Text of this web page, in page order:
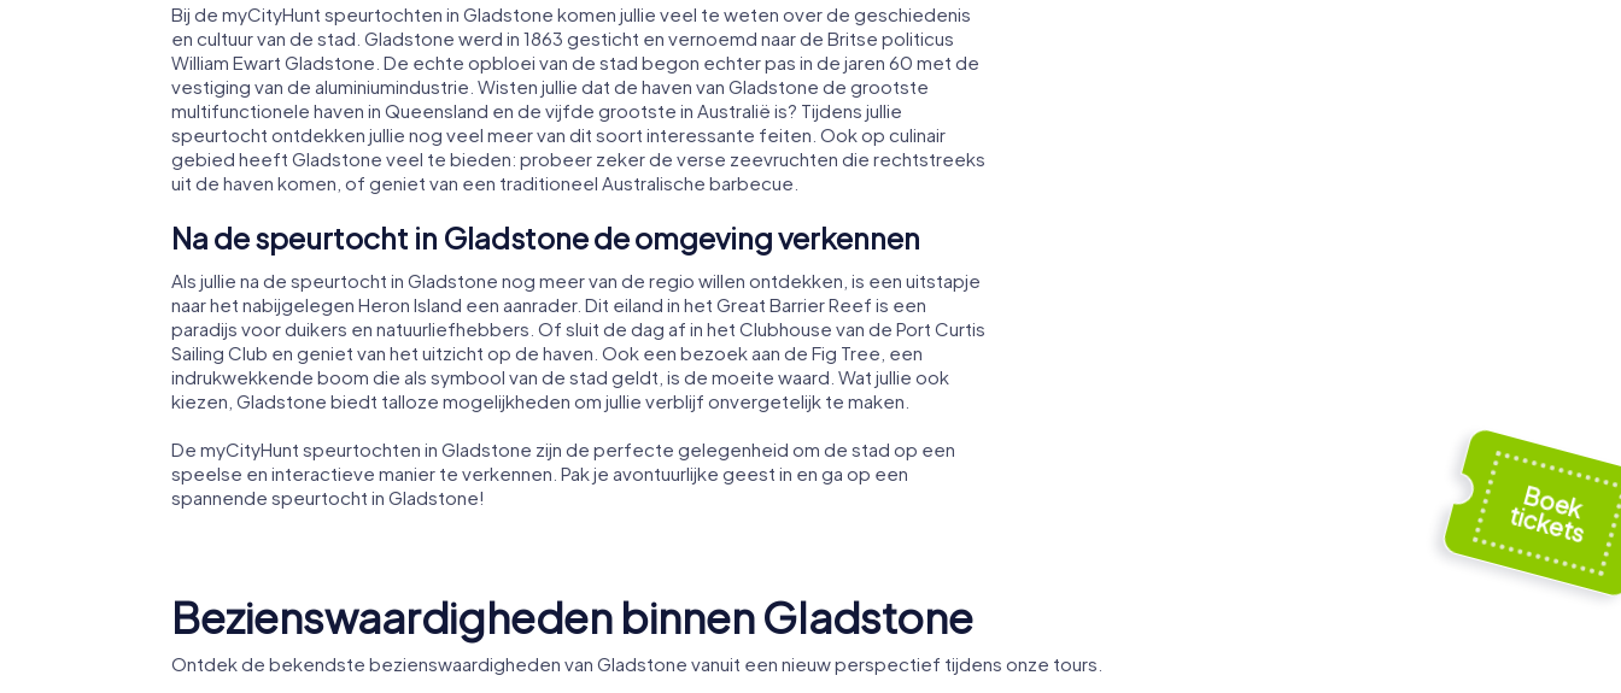
Bij de myCityHunt speurtochten in Gladstone komen jullie veel te weten over de geschiedenis
en cultuur van de stad. Gladstone werd in 1863 gesticht en vernoemd naar de Britse politicus
William Ewart Gladstone. De echte opbloei van de stad begon echter pas in de jaren 60 met de
vestiging van de aluminiumindustrie. Wisten jullie dat de haven van Gladstone de grootste
multifunctionele haven in Queensland en de vijfde grootste in Australië is? Tijdens jullie
speurtocht ontdekken jullie nog veel meer van dit soort interessante feiten. Ook op culinair
gebied heeft Gladstone veel te bieden: probeer zeker de verse zeevruchten die rechtstreeks
uit de haven komen, of geniet van een traditioneel Australische barbecue.
Na de speurtocht in Gladstone de omgeving verkennen
Als jullie na de speurtocht in Gladstone nog meer van de regio willen ontdekken, is een uitstapje
naar het nabijgelegen Heron Island een aanrader. Dit eiland in het Great Barrier Reef is een
paradijs voor duikers en natuurliefhebbers. Of sluit de dag af in het Clubhouse van de Port Curtis
Sailing Club en geniet van het uitzicht op de haven. Ook een bezoek aan de Fig Tree, een
indrukwekkende boom die als symbool van de stad geldt, is de moeite waard. Wat jullie ook
kiezen, Gladstone biedt talloze mogelijkheden om jullie verblijf onvergetelijk te maken.
De myCityHunt speurtochten in Gladstone zijn de perfecte gelegenheid om de stad op een
speelse en interactieve manier te verkennen. Pak je avontuurlijke geest in en ga op een
spannende speurtocht in Gladstone!
Bezienswaardigheden binnen Gladstone
Ontdek de bekendste bezienswaardigheden van Gladstone vanuit een nieuw perspectief tijdens onze tours.
Gladstone